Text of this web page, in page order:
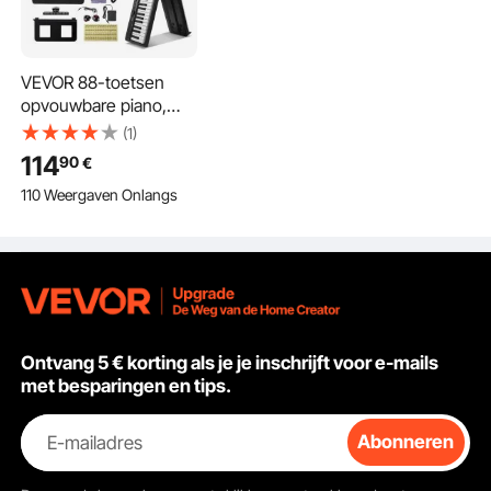
VEVOR 88-toetsen
opvouwbare piano,
Bluetooth en MIDI,
draagbare
elektronische digitale
opvouwbare piano met
oplaadbaar voor
beginners, tieners en
(1)
11490€
110 Weergaven Onlangs
Ontvang 5 € korting als je je inschrijft voor e-mails
met besparingen en tips.
E-mailadres Abonneren